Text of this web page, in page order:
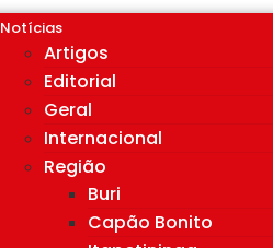
Notícias
Artigos
Editorial
Geral
Internacional
Região
Buri
Capão Bonito